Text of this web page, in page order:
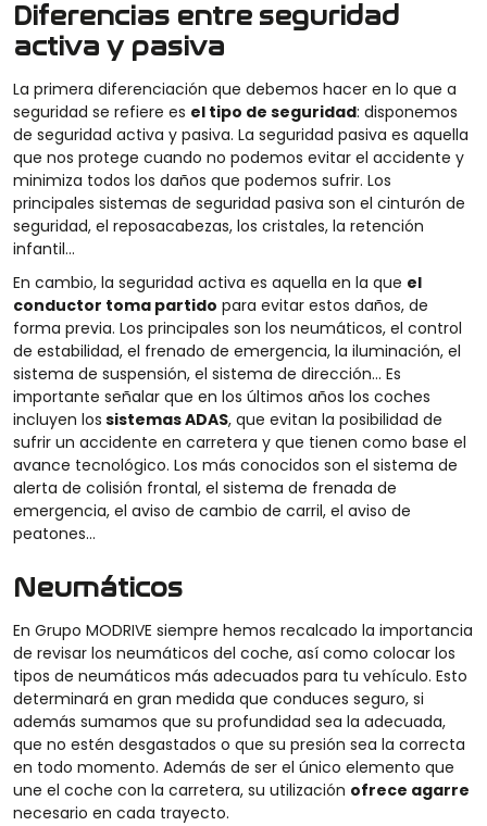
Diferencias entre seguridad
activa y pasiva
La primera diferenciación que debemos hacer en lo que a
seguridad se refiere es el tipo de seguridad: disponemos
de seguridad activa y pasiva. La seguridad pasiva es aquella
que nos protege cuando no podemos evitar el accidente y
minimiza todos los daños que podemos sufrir. Los
principales sistemas de seguridad pasiva son el cinturón de
seguridad, el reposacabezas, los cristales, la retención
infantil…
En cambio, la seguridad activa es aquella en la que el
conductor toma partido para evitar estos daños, de
forma previa. Los principales son los neumáticos, el control
de estabilidad, el frenado de emergencia, la iluminación, el
sistema de suspensión, el sistema de dirección… Es
importante señalar que en los últimos años los coches
incluyen los sistemas ADAS, que evitan la posibilidad de
sufrir un accidente en carretera y que tienen como base el
avance tecnológico. Los más conocidos son el sistema de
alerta de colisión frontal, el sistema de frenada de
emergencia, el aviso de cambio de carril, el aviso de
peatones…
Neumáticos
En Grupo MODRIVE siempre hemos recalcado la importancia
de revisar los neumáticos del coche, así como colocar los
tipos de neumáticos más adecuados para tu vehículo. Esto
determinará en gran medida que conduces seguro, si
además sumamos que su profundidad sea la adecuada,
que no estén desgastados o que su presión sea la correcta
en todo momento. Además de ser el único elemento que
une el coche con la carretera, su utilización ofrece agarre
necesario en cada trayecto.